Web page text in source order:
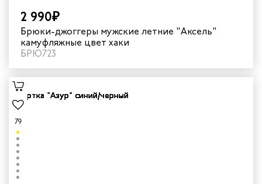
2 990₽
Брюки-джоггеры мужские летние "Аксель"
камуфляжные цвет хаки
БРЮ723
79